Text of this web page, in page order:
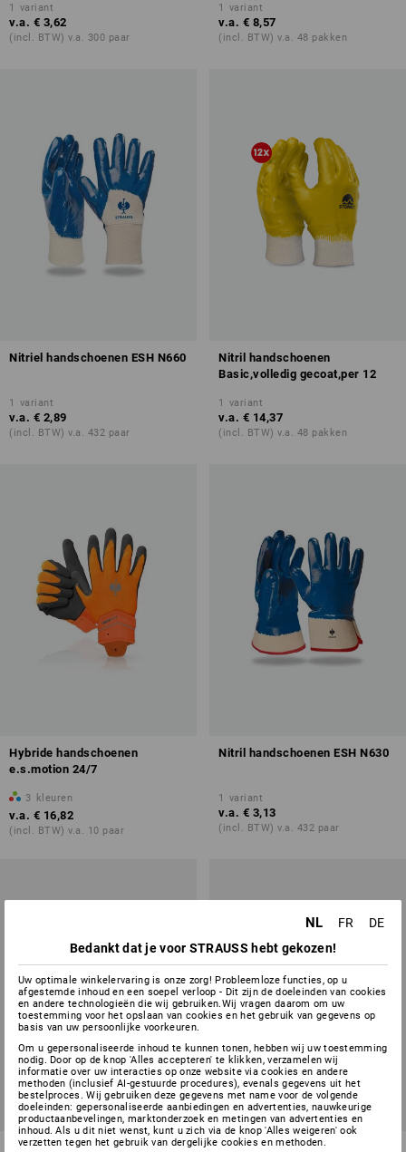
1 variant
v.a. € 3,62
(incl. BTW) v.a. 300 paar
1 variant
v.a. € 8,57
(incl. BTW) v.a. 48 pakken
Nitriel handschoenen ESH N660
1 variant
v.a. € 2,89
(incl. BTW) v.a. 432 paar
Nitril handschoenen
Basic,volledig gecoat,per 12
1 variant
v.a. € 14,37
(incl. BTW) v.a. 48 pakken
Hybride handschoenen
e.s.motion 24/7
3 kleuren
v.a. € 16,82
(incl. BTW) v.a. 10 paar
Nitril handschoenen ESH N630
1 variant
v.a. € 3,13
(incl. BTW) v.a. 432 paar
Nitril winterhandschoenen Nitril handschoenen Flexible
NL FR
DE
Bedankt dat je voor STRAUSS hebt gekozen!
Uw optimale winkelervaring is onze zorg! Probleemloze functies, op u
afgestemde inhoud en een soepel verloop - Dit zijn de doeleinden van cookies
en andere technologieën die wij gebruiken.Wij vragen daarom om uw
toestemming voor het opslaan van cookies en het gebruik van gegevens op
basis van uw persoonlijke voorkeuren.
Om u gepersonaliseerde inhoud te kunnen tonen, hebben wij uw toestemming
nodig. Door op de knop 'Alles accepteren' te klikken, verzamelen wij
informatie over uw interacties op onze website via cookies en andere
methoden (inclusief AI-gestuurde procedures), evenals gegevens uit het
bestelproces. Wij gebruiken deze gegevens met name voor de volgende
doeleinden: gepersonaliseerde aanbiedingen en advertenties, nauwkeurige
productaanbevelingen, marktonderzoek en metingen van advertenties en
inhoud. Als u dit niet wenst, kunt u zich via de knop 'Alles weigeren' ook
verzetten tegen het gebruik van dergelijke cookies en methoden.